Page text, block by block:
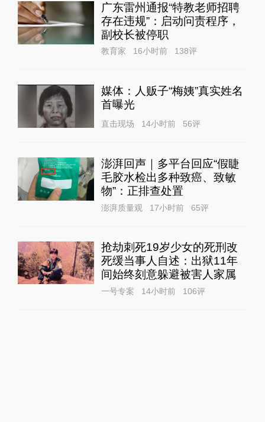
广东雷州通报“特教老师招聘
存在违规”：启动问责程序，
副校长被停职
教育家 16小时前 138评
媒体：人贩子“梅姨”真实姓名
首曝光
直击现场 14小时前 56评
澎湃回声｜多平台回应“假睫
毛胶水检出多种致癌、致敏
物”：正排查处置
澎湃质量观 17小时前 65评
抢劫刺死19岁少女的死刑改
死缓当事人自述：出狱11年
间始终刻意躲避被害人家属
一号专案 14小时前 106评